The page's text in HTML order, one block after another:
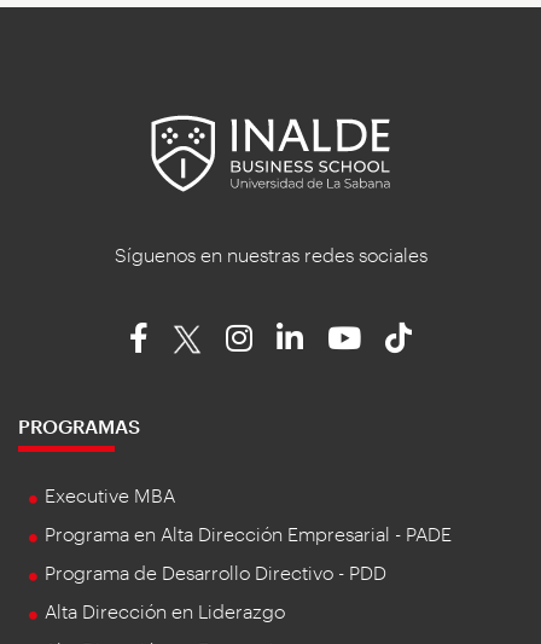
Síguenos en nuestras redes sociales
PROGRAMAS
Executive MBA
Programa en Alta Dirección Empresarial - PADE
Programa de Desarrollo Directivo - PDD
Alta Dirección en Liderazgo